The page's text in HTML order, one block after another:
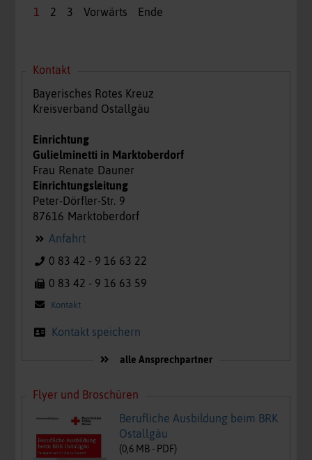
1 2 3 Vorwärts Ende
Kontakt
Bayerisches Rotes Kreuz
Kreisverband Ostallgäu
Einrichtung
Gulielminetti in Marktoberdorf
Frau Renate Dauner
Einrichtungsleitung
Peter-Dörfler-Str. 9
87616 Marktoberdorf
Anfahrt
0 83 42 - 9 16 63 22
0 83 42 - 9 16 63 59
Kontakt
Kontakt speichern
alle Ansprechpartner
Flyer und Broschüren
Berufliche Ausbildung beim BRK
Ostallgäu
(0,6 MB - PDF)